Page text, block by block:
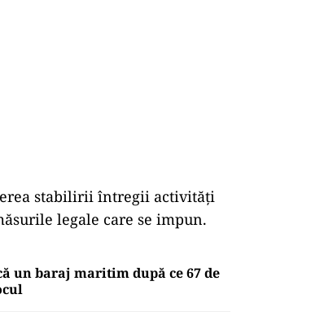
stabilirii întregii activități
legale care se impun.
un baraj maritim după ce 67 de